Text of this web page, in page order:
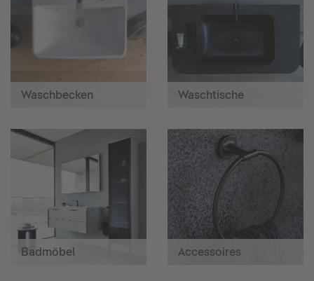
Waschbecken Waschtische
Badmöbel Accessoires